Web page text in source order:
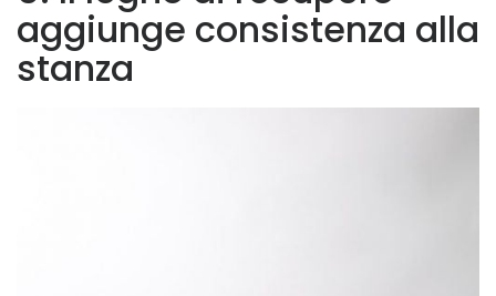
aggiunge consistenza alla
stanza